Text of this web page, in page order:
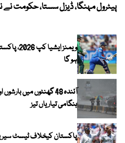
پیٹرول مہنگا، ڈیزل سستا، حکومت نے
ویمنز
ہو گا
آئندہ 48 گھنٹوں میں
ہنگامی تیاریاں تیز